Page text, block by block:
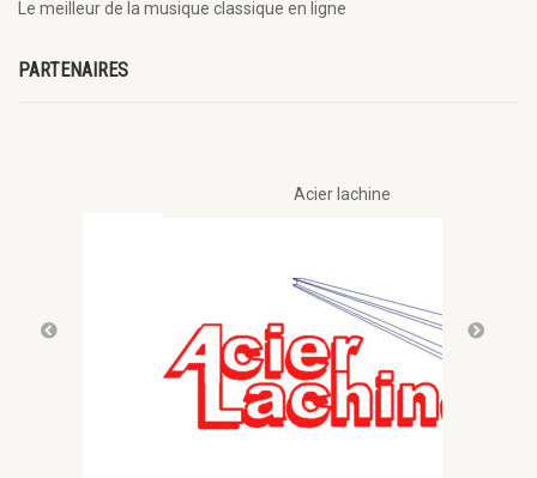
Le meilleur de la musique classique en ligne
PARTENAIRES
Acier lachine